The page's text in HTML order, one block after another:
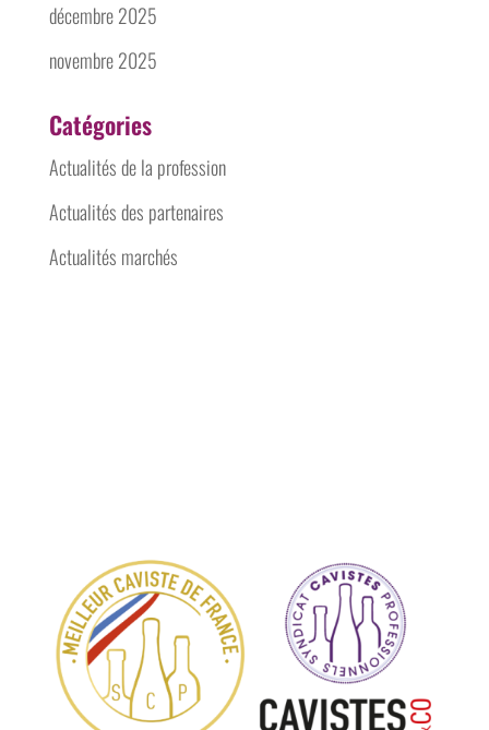
décembre 2025
novembre 2025
Catégories
Actualités de la profession
Actualités des partenaires
Actualités marchés